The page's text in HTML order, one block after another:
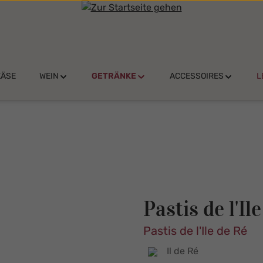
WEIN GETRÄNKE ACCESSOIRES
Pastis de
Pastis de l'Ile de Ré
Il de Ré